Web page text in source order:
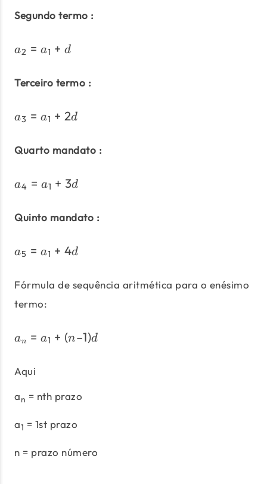
Segundo termo :
a2 = a1 + d
Terceiro termo :
a3 = a1 + 2d
Quarto mandato :
a4 = a1 + 3d
Quinto mandato :
a5 = a1 + 4d
Fórmula de sequência aritmética para o enésimo
termo:
an = a1 + (n–1)d
Aqui
an = nth prazo
a1 = 1st prazo
n = prazo número